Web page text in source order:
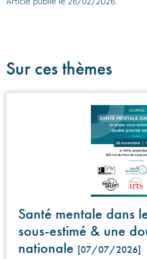
Sur ces thèmes
Santé mentale dans
sous-estimé & une
nationale [07/07/2026]